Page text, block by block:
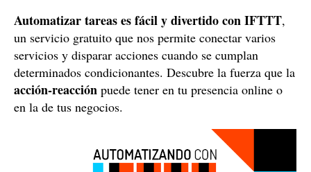
Automatizar tareas es fácil y divertido con IFTTT,
un servicio gratuito que nos permite conectar varios
servicios y disparar acciones cuando se cumplan
determinados condicionantes. Descubre la fuerza que la
acción-reacción puede tener en tu presencia online o
en la de tus negocios.